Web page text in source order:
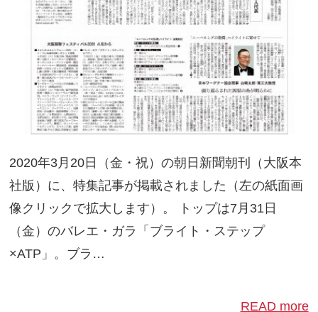
2020年3月20日（金・祝）の朝日新聞朝刊（大阪本
社版）に、特集記事が掲載されました（左の紙面画
像クリックで拡大します）。 トップは7月31日
（金）のバレエ・ガラ「ブライト・ステップ
×ATP」。ブラ…
READ more